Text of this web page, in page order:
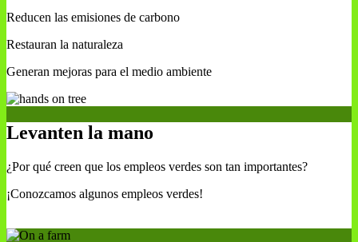
Reducen las emisiones de carbono
Restauran la naturaleza
Generan mejoras para el medio ambiente
Levanten la mano
¿Por qué creen que los empleos verdes son tan importantes?
¡Conozcamos algunos empleos verdes!